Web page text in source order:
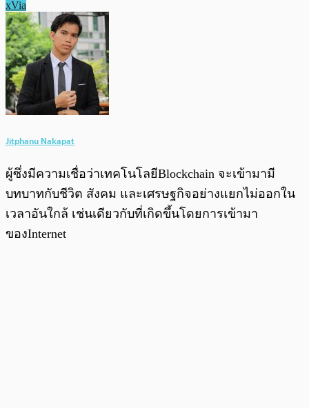
xVia
Jitphanu Nakapat
ผู้ซึ่งมีความเชื่อว่าเทคโนโลยีBlockchain จะเข้ามามี
บทบาทกับชีวิต สังคม และเศรษฐกิจอย่างแยกไม่ออกใน
เวลาอันใกล้ เช่นเดียวกับที่เกิดขึ้นโดยการเข้ามา
ของInternet